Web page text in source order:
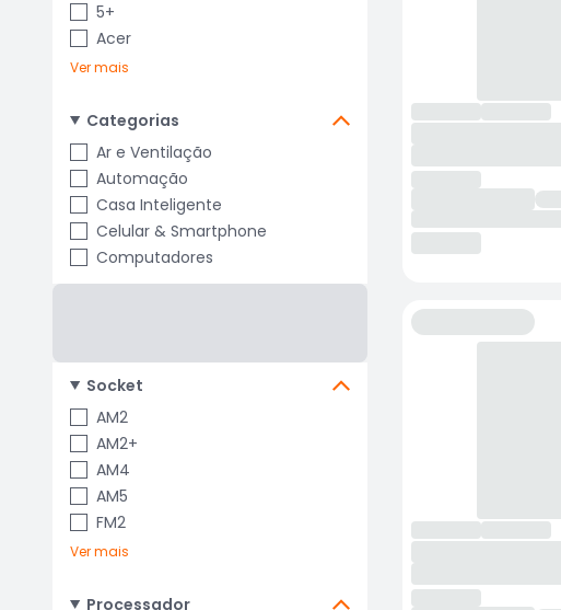
5+
Acer
Ver mais
Categorias
Ar e Ventilação
Automação
Casa Inteligente
Celular & Smartphone
Computadores
Socket
AM2
AM2+
AM4
AM5
FM2
Ver mais
Processador